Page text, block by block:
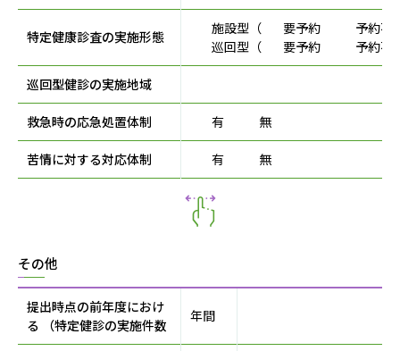
特定健康診査の実施形態 施設型（ 要予約
予約不
巡回型（
要予約 予約不
巡回型健診の実施地域
救急時の応急処置体制 有 無
苦情に対する対応体制 有 無
その他
提出時点の前年度におけ
る （特定健診の実施件数
年間